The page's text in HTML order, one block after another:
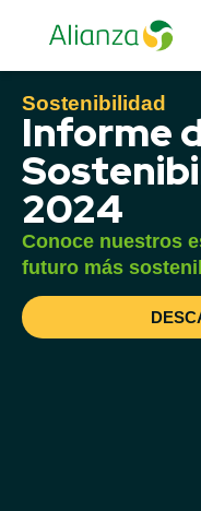
Sostenibilidad
Informe
2024
Conoce nuestros
futuro más